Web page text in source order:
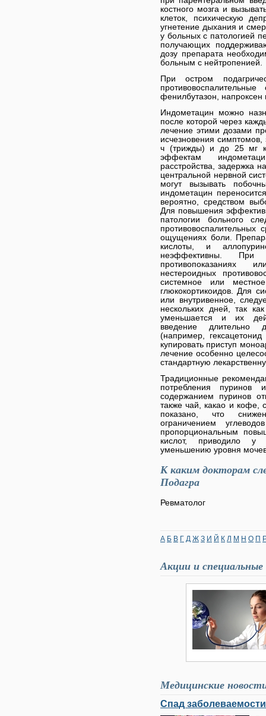
костного мозга и
клеток, психическую
угнетение дыхания и
у больных с патологией
получающих
дозу препарата
больным с нейтропенией.
При остром
фенилбутазон,
Индометацин можно
после которой через
лечение этими дозами
исчезновения
ч (трижды) и до 25 мг
эффектам
расстройства, задержка
центральной нервной
могут вызывать
индометацин
вероятно, средством
Для повышения
патологии больного
противовоспалительных
ощущениях боли.
кислоты, и
неэффективны.
противопоказаниях
нестероидных
системное или
глюкокортикоидов. Для
или внутривенное,
нескольких дней, так
уменьшается и их
введение длительно
(например,
купировать приступ
лечение особенно
стандартную
Традиционные
потребления
содержанием пуринов
также чай, какао и
показано, что
ограничением
пропорциональным
кислот, приводило у
уменьшению уровня
К каким докторам
Подагра
Ревматолог
А Б В Г Д Ж З И Й К Л М Н О П
Акции и
Медицинские
Спад